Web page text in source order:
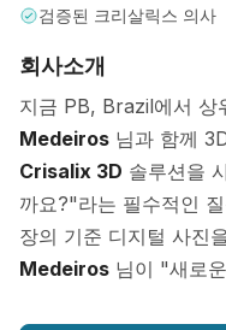
검증된 크리살릭스 의사
회사소개
지금 PB, Brazil에서 상
Medeiros 님과 함께
Crisalix 3D 솔루션을
까요?"라는 필수적인
장의 기준 디지털 사진
Medeiros 님이 "새로